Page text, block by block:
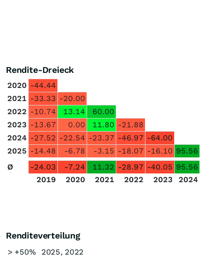
Rendite-Dreieck
2020 -44.44
2021 -33.33 -20.00
2022 -10.74 13.14
60.00
2023 -13.67 0.00 11.80 -21.88
2024 -27.52 -22.54 -23.37 -46.97 -64.00
2025 -14.48 -6.78 -3.15 -18.07 -16.10 95.56
Ø
-24.03 -7.24 11.32 -28.97 -40.05 95.56
2019
2020 2021 2022 2023 2024
Renditeverteilung
> +50%
2025, 2022